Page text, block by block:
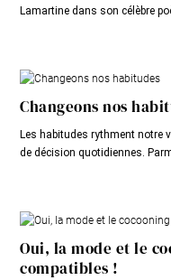
Lamartine dans son célèbre
Changeons nos
Les habitudes rythment notre
de décision quotidiennes.
Oui, la mode et le
compatibles !